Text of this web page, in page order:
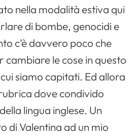
nella modalità estiva qui
di bombe, genocidi e
c’è davvero poco che
cambiare le cose in questo
siamo capitati. Ed allora
dove condivido
lingua inglese. Un
di Valentina ad un mio